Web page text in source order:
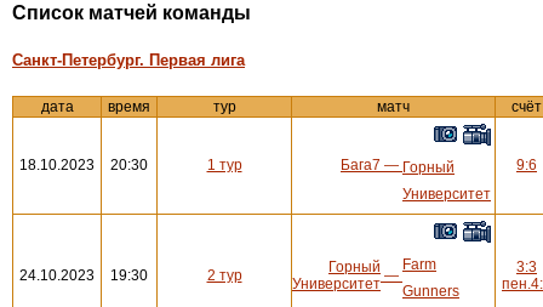
Cписок матчей команды
Санкт-Петербург. Первая лига
дата время тур матч счёт
18.10.2023 20:30 1 тур Бага7 — Горный
Университет
9:6
24.10.2023 19:30 2 тур
Горный
Университет —
Farm
Gunners
3:3